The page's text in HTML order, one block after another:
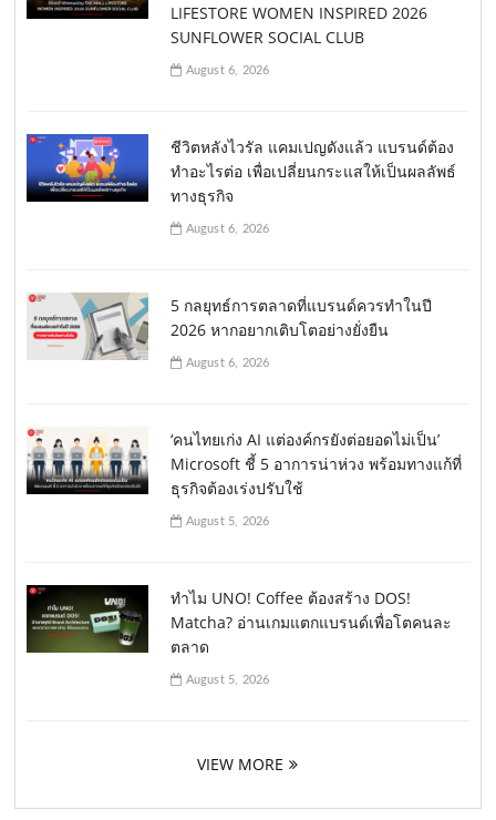
LIFESTORE WOMEN INSPIRED 2026
SUNFLOWER SOCIAL CLUB
August 6, 2026
ชีวิตหลังไวรัล แคมเปญดังแล้ว แบรนด์ต้อง
ทำอะไรต่อ เพื่อเปลี่ยนกระแสให้เป็นผลลัพธ์
ทางธุรกิจ
August 6, 2026
5 กลยุทธ์การตลาดที่แบรนด์ควรทำในปี
2026 หากอยากเติบโตอย่างยั่งยืน
August 6, 2026
‘คนไทยเก่ง AI แต่องค์กรยังต่อยอดไม่เป็น’
Microsoft ชี้ 5 อาการน่าห่วง พร้อมทางแก้ที่
ธุรกิจต้องเร่งปรับใช้
August 5, 2026
ทำไม UNO! Coffee ต้องสร้าง DOS!
Matcha? อ่านเกมแตกแบรนด์เพื่อโตคนละ
ตลาด
August 5, 2026
VIEW MORE